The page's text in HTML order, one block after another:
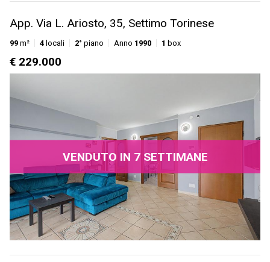
App. Via L. Ariosto, 35, Settimo Torinese
99 m² 4 locali 2° piano Anno 1990 1 box
€ 229.000
VENDUTO IN 7 SETTIMANE